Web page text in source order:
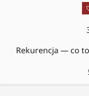
Rekurencja — co